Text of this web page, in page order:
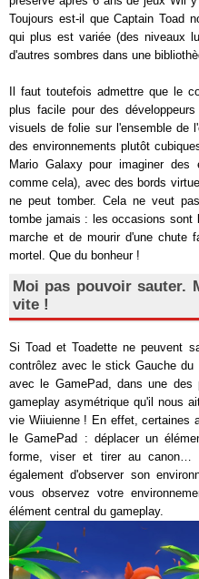
Toujours est-il que Captain Toad
qui plus est variée (des niveaux
d'autres sombres dans une
Il faut toutefois admettre que le
plus facile pour des
visuels de folie sur l'ensemble de
des environnements plutôt
Mario Galaxy pour imaginer des
comme cela), avec des bords
ne peut tomber. Cela ne veut
tombe jamais : les occasions sont
marche et de mourir d'une chute
mortel. Que du bonheur !
Moi pas pouvoir sauter.
vite !
Si Toad et Toadette ne peuvent
contrôlez avec le stick Gauche
avec le GamePad, dans une des
gameplay asymétrique qu'il nous
vie Wiiuienne ! En effet, certaines
le GamePad : déplacer un
forme, viser et tirer au canon…
également d'observer son
vous observez votre
élément central du gameplay.